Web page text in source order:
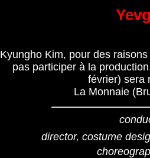
Kyungho Kim, pour des
pas participer à la
février) sera
La Monnaie
director, costume